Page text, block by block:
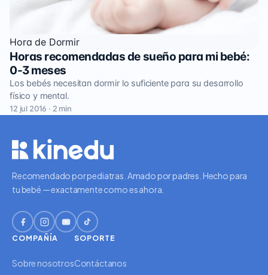
Hora de Dormir
Horas recomendadas de sueño para mi bebé:
0-3 meses
Los bebés necesitan dormir lo suficiente para su desarrollo
físico y mental.
12 jul 2016 · 2 min
Recomendado por pediatras. Amado por padres. Hecho para
tu bebé — exactamente como es ahora.
COMPAÑÍA
Sobre nosotros
SOPORTE
Contáctanos